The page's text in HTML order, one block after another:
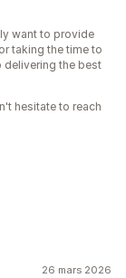
want to provide
taking the time to
delivering the best
hesitate to reach
26 mars 2026